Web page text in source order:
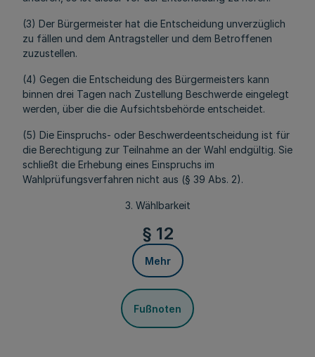
(3) Der Bürgermeister hat die Entscheidung unverzüglich
zu fällen und dem Antragsteller und dem Betroffenen
zuzustellen.
(4) Gegen die Entscheidung des Bürgermeisters kann
binnen drei Tagen nach Zustellung Beschwerde eingelegt
werden, über die die Aufsichtsbehörde entscheidet.
(5) Die Einspruchs- oder Beschwerdeentscheidung ist für
die Berechtigung zur Teilnahme an der Wahl endgültig. Sie
schließt die Erhebung eines Einspruchs im
Wahlprüfungsverfahren nicht aus (§ 39 Abs. 2).
3. Wählbarkeit
§ 12
Mehr
Fußnoten